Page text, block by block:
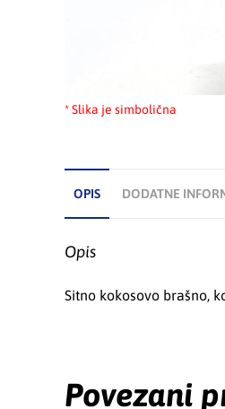
* Slika je simbolična
OPIS DODATNE
Opis
Sitno kokosovo brašno,
Povezani